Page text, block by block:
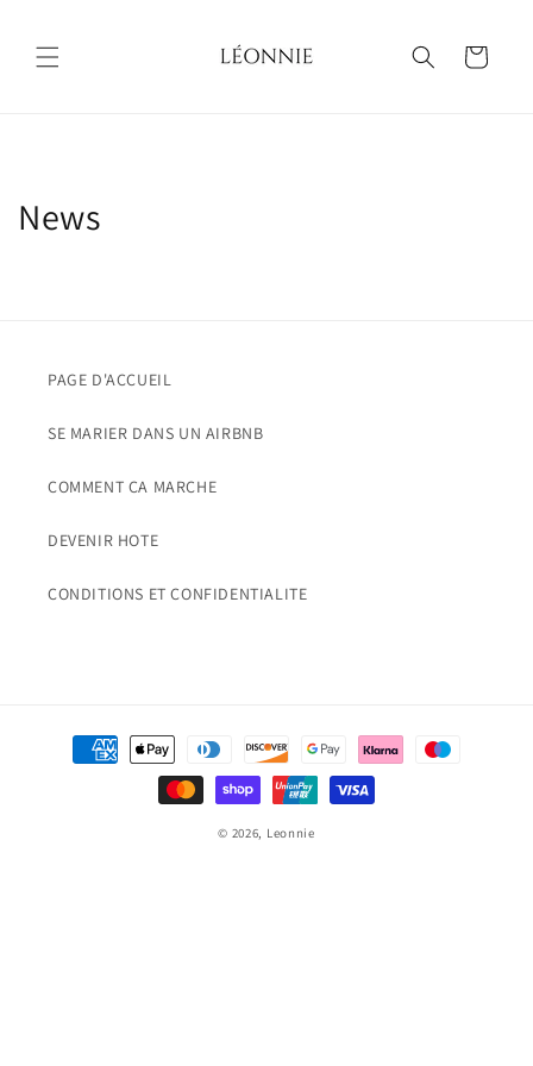
au
contenu
Panier
News
PAGE D'ACCUEIL
SE MARIER DANS UN AIRBNB
COMMENT CA MARCHE
DEVENIR HOTE
CONDITIONS ET CONFIDENTIALITE
Moyens
© 2026, Leonnie